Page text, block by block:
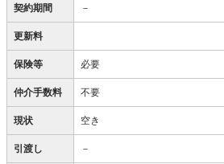
契約期間 －
更新料
保険等 必要
仲介手数料 不要
現状 空き
引渡し －